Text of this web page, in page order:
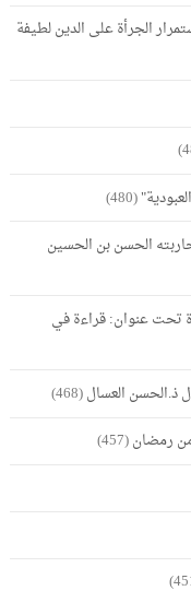
الجرأة على الدين لطيفة
(480)
الحسن بن الحسين
تحت عنوان: قراءة في
ذ.الحسن العسال(468)
رمضان(457)